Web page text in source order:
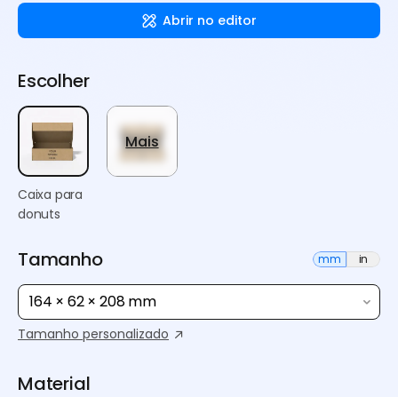
Abrir no editor
Escolher
Caixa para
donuts
Mais
Tamanho mm in
164 × 62 × 208 mm
Tamanho personalizado
Material